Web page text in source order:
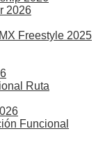
2026
Freestyle 2025
Ruta
Funcional